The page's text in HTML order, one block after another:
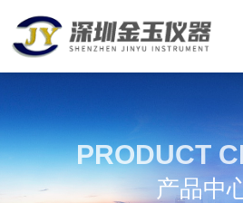
PRODUCT
产品中